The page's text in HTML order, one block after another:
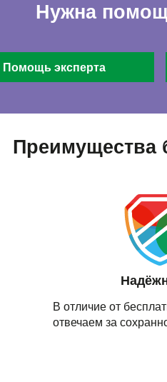
Нужна
Помощь эксперта
Преимущества
В отличие от
отвечаем за